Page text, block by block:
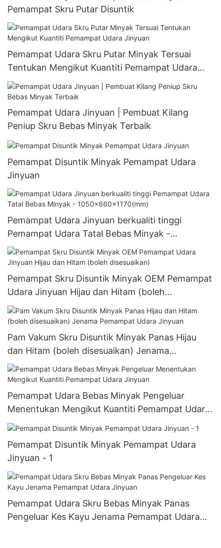
Pemampat Skru Putar Disuntik
Pemampat Udara Skru Putar Minyak Tersuai
Tentukan Mengikut Kuantiti Pemampat Udara
Jinyuan
Pemampat Udara Jinyuan | Pembuat Kilang
Peniup Skru Bebas Minyak Terbaik
Pemampat Disuntik Minyak Pemampat Udara
Jinyuan
Pemampat Udara Jinyuan berkualiti tinggi
Pemampat Udara Tatal Bebas Minyak -
1050x660x1170(mm)
Pemampat Skru Disuntik Minyak OEM Pemampat
Udara Jinyuan Hijau dan Hitam (boleh
disesuaikan)
Pam Vakum Skru Disuntik Minyak Panas Hijau
dan Hitam (boleh disesuaikan) Jenama
Pemampat Udara Jinyuan
Pemampat Udara Bebas Minyak Pengeluar
Menentukan Mengikut Kuantiti Pemampat Udara
Jinyuan
Pemampat Disuntik Minyak Pemampat Udara
Jinyuan - 1
Pemampat Udara Skru Bebas Minyak Panas
Pengeluar Kes Kayu Jenama Pemampat Udara